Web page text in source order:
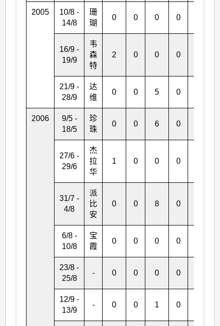
2005
10/8 -
14/8
珊
瑚
0 0 0 0
16/9 -
19/9
韦
森
特
2 0 0 0
21/9 -
28/9
达
维
0 0 5 0
2006
9/5 -
18/5
珍
珠
0 0 6 0
27/6 -
29/6
杰
拉
华
1 0 0 0
31/7 -
4/8
派
比
安
0 0 8 0
6/8 -
10/8
宝
霞
0 0 0 0
23/8 -
25/8
- 0 0 0 0
12/9 -
13/9
- 0 0 1 0